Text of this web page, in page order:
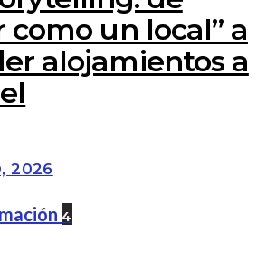
como un local” a
alojamientos a
2026
4